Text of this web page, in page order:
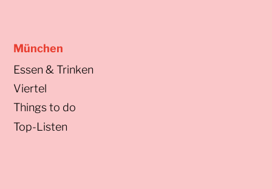
München
Essen & Trinken
Viertel
Things to do
Top-Listen